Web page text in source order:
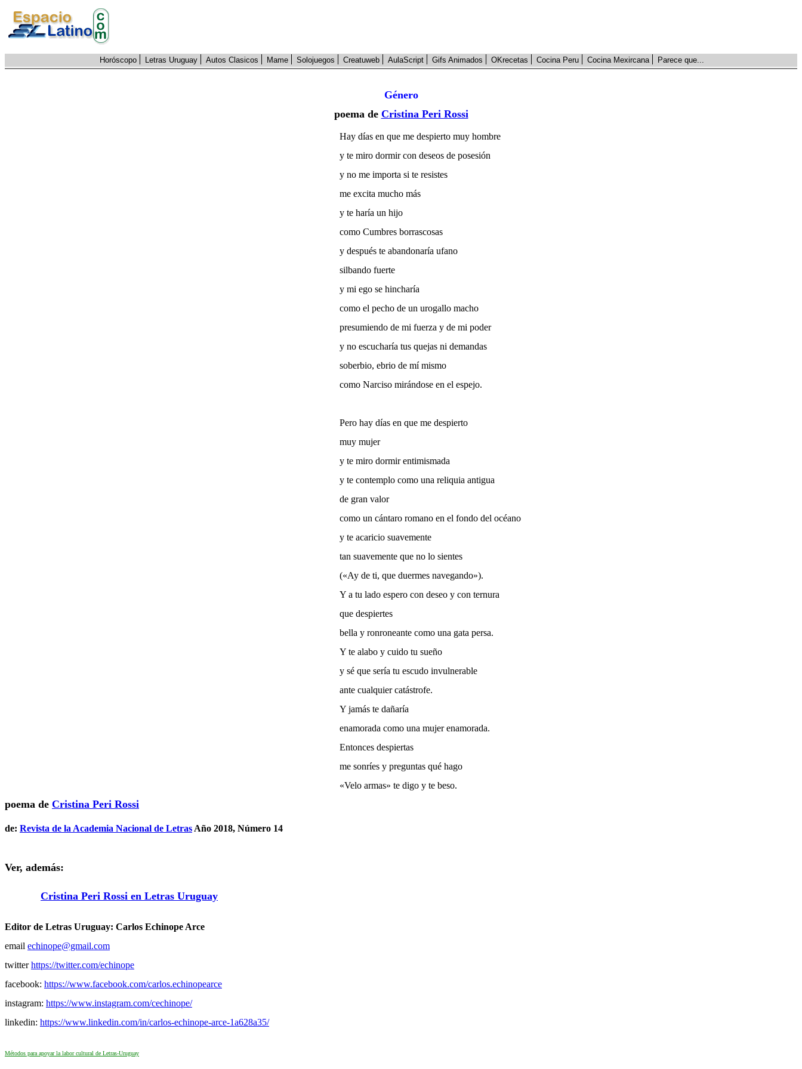
Horóscopo Letras Uruguay Autos Clasicos Mame Solojuegos Creatuweb AulaScript Gifs Animados OKrecetas Cocina Peru Cocina Mexircana Parece que...
Género
poema de Cristina Peri Rossi
Hay días en que me despierto muy hombre
y te miro dormir con deseos de posesión
y no me importa si te resistes
me excita mucho más
y te haría un hijo
como Cumbres borrascosas
y después te abandonaría ufano
silbando fuerte
y mi ego se hincharía
como el pecho de un urogallo macho
presumiendo de mi fuerza y de mi poder
y no escucharía tus quejas ni demandas
soberbio, ebrio de mí mismo
como Narciso mirándose en el espejo.
Pero hay días en que me despierto
muy mujer
y te miro dormir entimismada
y te contemplo como una reliquia antigua
de gran valor
como un cántaro romano en el fondo del océano
y te acaricio suavemente
tan suavemente que no lo sientes
(«Ay de ti, que duermes navegando»).
Y a tu lado espero con deseo y con ternura
que despiertes
bella y ronroneante como una gata persa.
Y te alabo y cuido tu sueño
y sé que sería tu escudo invulnerable
ante cualquier catástrofe.
Y jamás te dañaría
enamorada como una mujer enamorada.
Entonces despiertas
me sonríes y preguntas qué hago
«Velo armas» te digo y te beso.
poema de Cristina Peri Rossi
de: Revista de la Academia Nacional de Letras Año 2018, Número 14
Ver, además:
Cristina Peri Rossi en Letras Uruguay
Editor de Letras Uruguay: Carlos Echinope Arce
email echinope@gmail.com
twitterhttps://twitter.com/echinope
facebook: https://www.facebook.com/carlos.echinopearce
instagram: https://www.instagram.com/cechinope/
linkedin: https://www.linkedin.com/in/carlos-echinope-arce-1a628a35/
Métodos para apoyar la labor cultural de Letras-Uruguay